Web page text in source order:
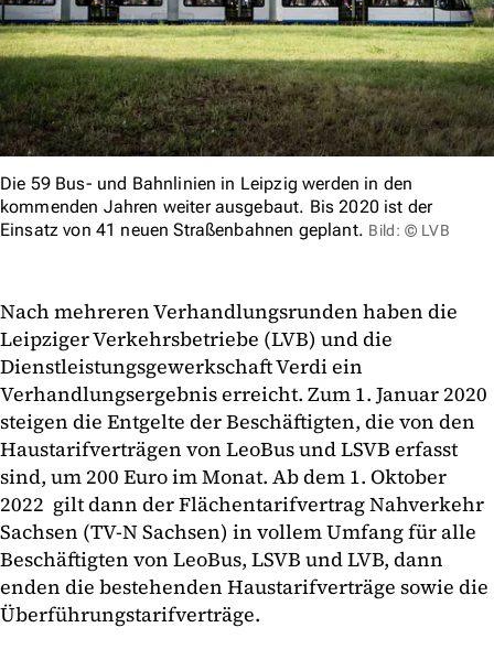
Die 59 Bus- und Bahnlinien in Leipzig werden in den
kommenden Jahren weiter ausgebaut. Bis 2020 ist der
Einsatz von 41 neuen Straßenbahnen geplant. Bild: © LVB
Nach mehreren Verhandlungsrunden haben die
Leipziger Verkehrsbetriebe (LVB) und die
Dienstleistungsgewerkschaft Verdi ein
Verhandlungsergebnis erreicht. Zum 1. Januar 2020
steigen die Entgelte der Beschäftigten, die von den
Haustarifverträgen von LeoBus und LSVB erfasst
sind, um 200 Euro im Monat. Ab dem 1. Oktober
2022 gilt dann der Flächentarifvertrag Nahverkehr
Sachsen (TV-N Sachsen) in vollem Umfang für alle
Beschäftigten von LeoBus, LSVB und LVB, dann
enden die bestehenden Haustarifverträge sowie die
Überführungstarifverträge.